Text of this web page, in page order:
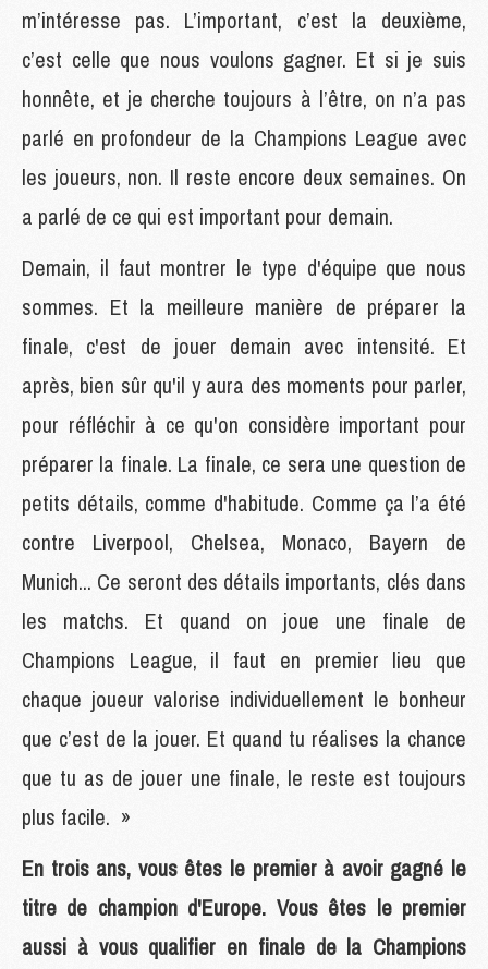
m’intéresse pas. L’important, c’est la deuxième,
c’est celle que nous voulons gagner. Et si je suis
honnête, et je cherche toujours à l’être, on n’a pas
parlé en profondeur de la Champions League avec
les joueurs, non. Il reste encore deux semaines. On
a parlé de ce qui est important pour demain.
Demain, il faut montrer le type d'équipe que nous
sommes. Et la meilleure manière de préparer la
finale, c'est de jouer demain avec intensité. Et
après, bien sûr qu'il y aura des moments pour parler,
pour réfléchir à ce qu'on considère important pour
préparer la finale. La finale, ce sera une question de
petits détails, comme d'habitude. Comme ça l’a été
contre Liverpool, Chelsea, Monaco, Bayern de
Munich... Ce seront des détails importants, clés dans
les matchs. Et quand on joue une finale de
Champions League, il faut en premier lieu que
chaque joueur valorise individuellement le bonheur
que c’est de la jouer. Et quand tu réalises la chance
que tu as de jouer une finale, le reste est toujours
plus facile. »
En trois ans, vous êtes le premier à avoir gagné le
titre de champion d'Europe. Vous êtes le premier
aussi à vous qualifier en finale de la Champions